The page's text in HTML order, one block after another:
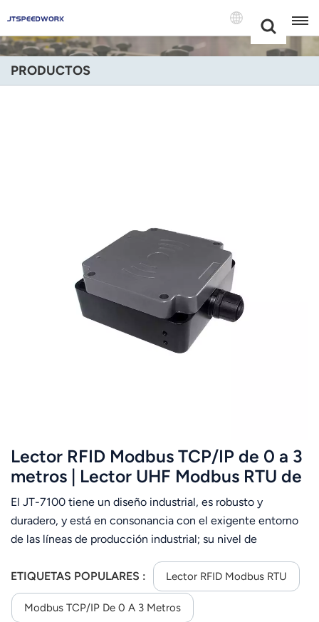
+86 -18681515767
English
Português
Nederland
عربي
Ελληνικά
Melayu
Polski
Tiếng Việt
PRODUCTOS
Lector RFID Modbus TCP/IP de 0 a 3
metros | Lector UHF Modbus RTU de
860-960 MHz
El JT-7100 tiene un diseño industrial, es robusto y
duradero, y está en consonancia con el exigente entorno
de las líneas de producción industrial; su nivel de
investigación y desarrollo de propiedad intelectual propia
con un algoritmo de reconocimiento de etiquetas de alto
rendimiento. El software monitoriza de forma inteligente
ETIQUETAS POPULARES : Lector RFID Modbus RTU
Modbus TCP/IP De 0 A 3 Metros